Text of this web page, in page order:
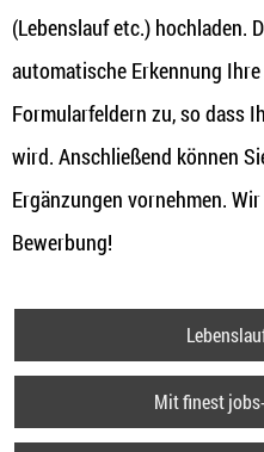
(Lebenslauf etc.) hochladen.
automatische Erkennung
Formularfeldern zu, so dass
wird. Anschließend können
Ergänzungen vornehmen.
Bewerbung!
Mit finest